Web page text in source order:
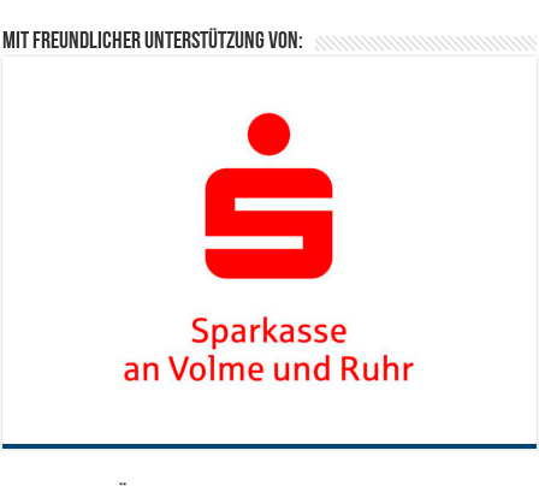
Mit freundlicher Unterstützung von: